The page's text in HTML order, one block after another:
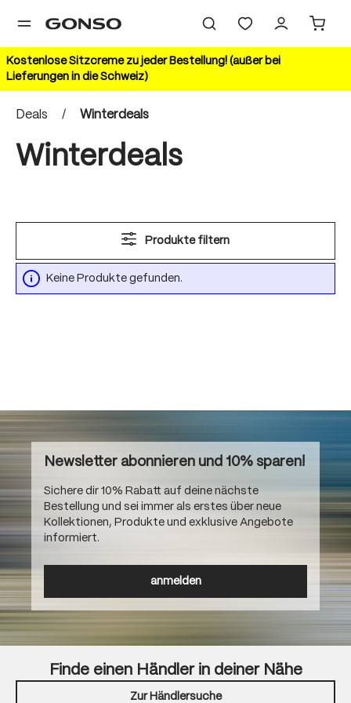
springen
Kostenlose Sitzcreme zu jeder Bestellung! (außer bei
Lieferungen in die Schweiz)
Deals / Winterdeals
Winterdeals
Produkte filtern
Keine Produkte gefunden.
Newsletter abonnieren und 10% sparen!
Sichere dir 10% Rabatt auf deine nächste
Bestellung und sei immer als erstes über neue
Kollektionen, Produkte und exklusive Angebote
informiert.
anmelden
Finde einen Händler in deiner Nähe
Zur Händlersuche